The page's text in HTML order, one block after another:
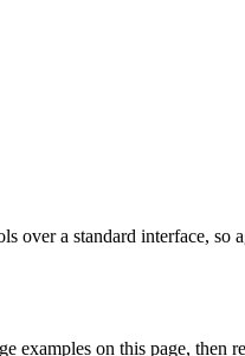
a standard interface, so
on this page, then